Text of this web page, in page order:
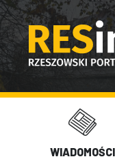
WIADOMOŚCI